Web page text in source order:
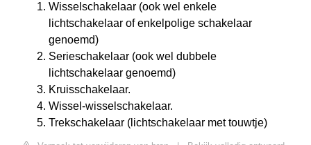
Wisselschakelaar (ook wel enkele
lichtschakelaar of enkelpolige schakelaar
genoemd)
Serieschakelaar (ook wel dubbele
lichtschakelaar genoemd)
Kruisschakelaar.
Wissel-wisselschakelaar.
Trekschakelaar (lichtschakelaar met touwtje)